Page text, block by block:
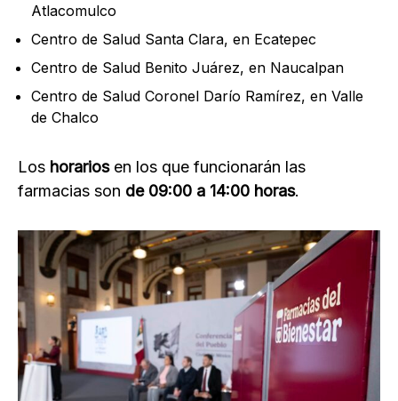
Atlacomulco
Centro de Salud Santa Clara, en Ecatepec
Centro de Salud Benito Juárez, en Naucalpan
Centro de Salud Coronel Darío Ramírez, en Valle
de Chalco
Los horariosen los que funcionarán las
farmacias son de 09:00 a 14:00 horas.